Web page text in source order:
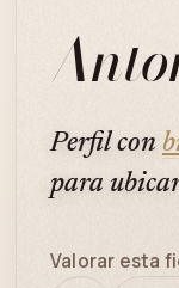
Perfil con
para
Valorar esta